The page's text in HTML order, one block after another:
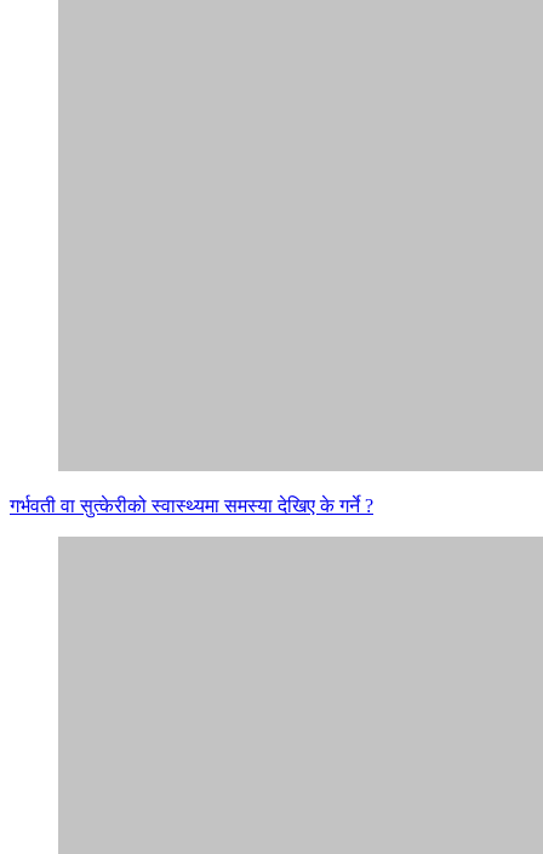
गर्भवती वा सुत्केरीको स्वास्थ्यमा समस्या देखिए के गर्ने ?